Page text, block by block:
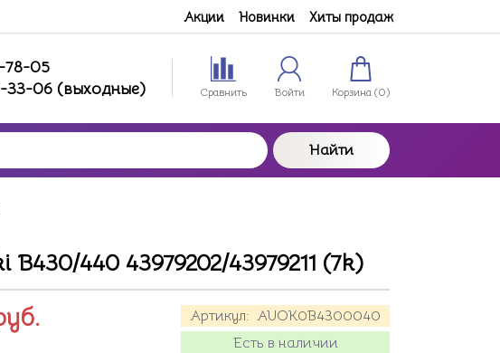
Акции Новинки Хиты продаж
78-05
33-06 (выходные)
Сравнить Войти Корзина (0)
Найти
B430/440 43979202/43979211 (7k)
Артикул: AUOK0B4300040
Есть в наличии